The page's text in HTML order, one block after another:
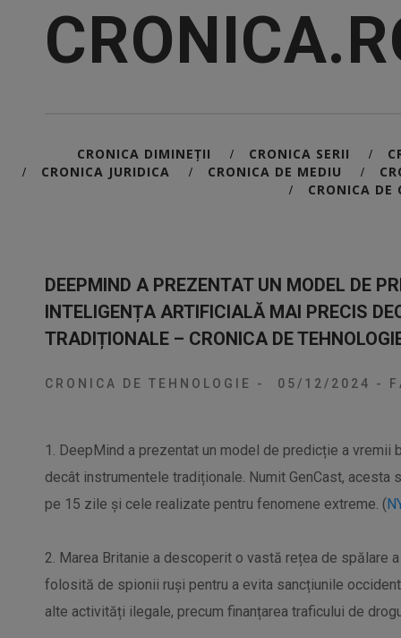
CRONICA DIMINEȚII / CRONICA SERII /
/ CRONICA JURIDICA / CRONICA DE MEDIU /
/ CRONICA DE
DEEPMIND A PREZENTAT UN MODEL DE
INTELIGENȚA ARTIFICIALĂ MAI PRECIS
TRADIȚIONALE – CRONICA DE
CRONICA DE TEHNOLOGIE - 05/12/2024 -
1. DeepMind a prezentat un model de predicție a
decât instrumentele tradiționale. Numit GenCast,
pe 15 zile și cele realizate pentru fenomene extreme. (
2. Marea Britanie a descoperit o vastă rețea de spălare
folosită de spionii ruși pentru a evita sancțiunile
alte activități ilegale, precum finanțarea traficului de